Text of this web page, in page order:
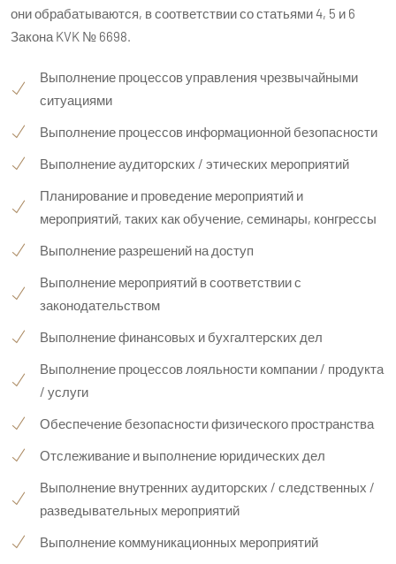
они обрабатываются, в соответствии со статьями 4, 5 и 6
Закона KVK № 6698.
Выполнение процессов управления чрезвычайными
ситуациями
Выполнение процессов информационной безопасности
Выполнение аудиторских / этических мероприятий
Планирование и проведение мероприятий и
мероприятий, таких как обучение, семинары, конгрессы
Выполнение разрешений на доступ
Выполнение мероприятий в соответствии с
законодательством
Выполнение финансовых и бухгалтерских дел
Выполнение процессов лояльности компании / продукта
/ услуги
Обеспечение безопасности физического пространства
Отслеживание и выполнение юридических дел
Выполнение внутренних аудиторских / следственных /
разведывательных мероприятий
Выполнение коммуникационных мероприятий